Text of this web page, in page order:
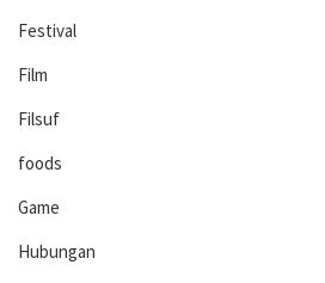
Festival
Film
Filsuf
foods
Game
Hubungan